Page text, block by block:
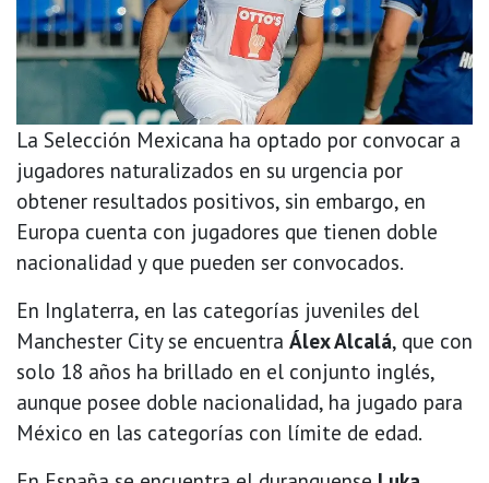
La Selección Mexicana ha optado por convocar a
jugadores naturalizados en su urgencia por
obtener resultados positivos, sin embargo, en
Europa cuenta con jugadores que tienen doble
nacionalidad y que pueden ser convocados.
En Inglaterra, en las categorías juveniles del
Manchester City se encuentra Álex Alcalá, que con
solo 18 años ha brillado en el conjunto inglés,
aunque posee doble nacionalidad, ha jugado para
México en las categorías con límite de edad.